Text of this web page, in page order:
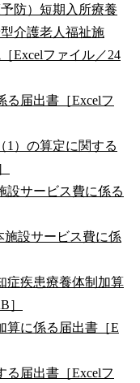
防）短期入所療養
介護老人福祉施
Excelファイル／24
る届出書［Excelフ
1）の算定に関する
設サービス費に係る
設サービス費に係
症疾患療養体制加算
］
算に係る届出書［E
る届出書［Excelフ